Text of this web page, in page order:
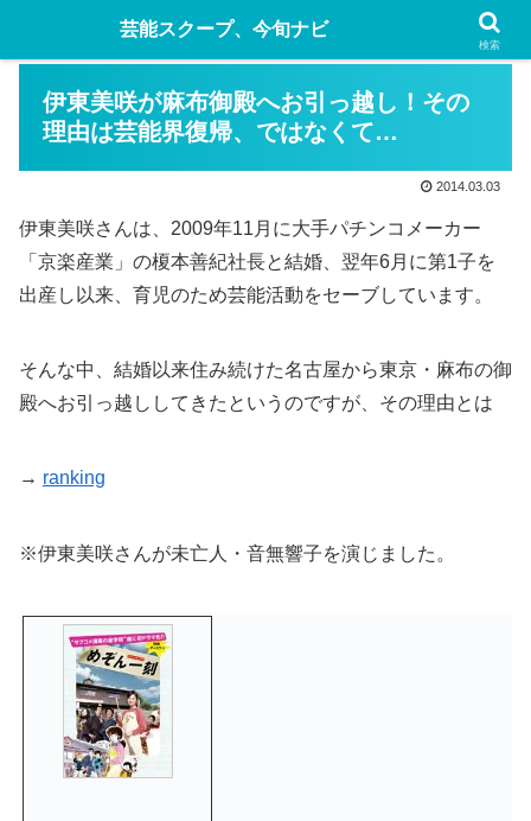
伊東美咲が麻布御殿へお引っ越し！その
理由は芸能界復帰、ではなくて…
2014.03.03
伊東美咲さんは、2009年11月に大手パチンコメーカー
「京楽産業」の榎本善紀社長と結婚、翌年6月に第1子を
出産し以来、育児のため芸能活動をセーブしています。
そんな中、結婚以来住み続けた名古屋から東京・麻布の御
殿へお引っ越ししてきたというのですが、その理由とは
→ ranking
※伊東美咲さんが未亡人・音無響子を演じました。
芸能スクープ、今旬ナビ
検索